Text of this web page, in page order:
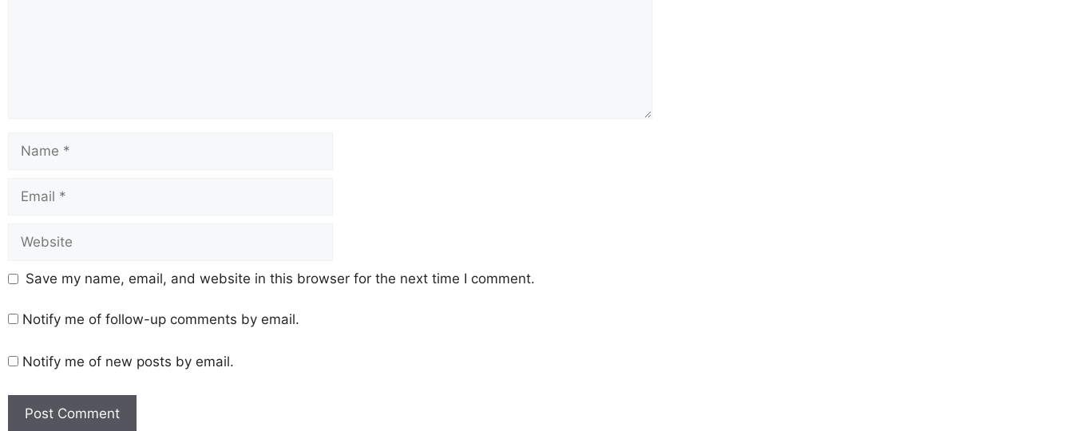
Save my name, email, and website in this browser for the next time I comment.
Notify me of follow-up comments by email.
Notify me of new posts by email.